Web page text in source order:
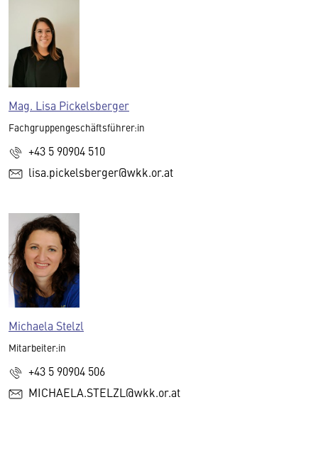
Mag. Lisa Pickelsberger
Fachgruppengeschäftsführer:in
+43 5 90904 510
lisa.pickelsberger@wkk.or.at
Michaela Stelzl
Mitarbeiter:in
+43 5 90904 506
MICHAELA.STELZL@wkk.or.at